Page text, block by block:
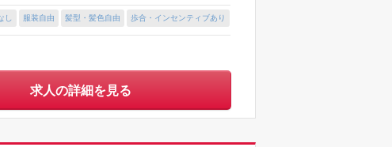
し 服装自由 髪型・髪色自由 歩合・インセンティブあり
求人の詳細を見る